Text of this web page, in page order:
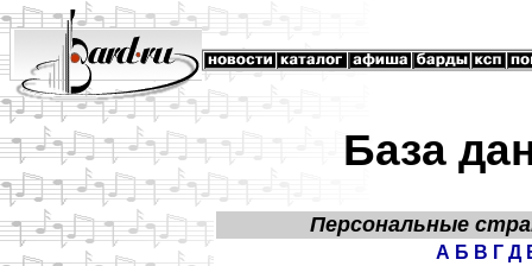
База
Персональные
А Б В Г Д